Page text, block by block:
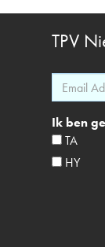
TPV
Ik ben
TA
HY